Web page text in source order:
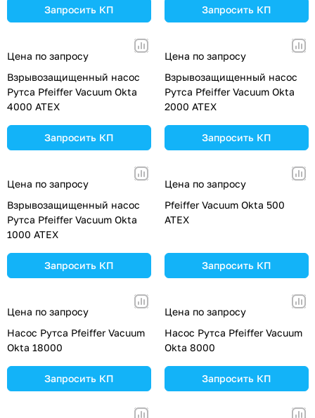
Запросить КП Запросить КП
Цена по запросу
Взрывозащищенный насос
Рутса Pfeiffer Vacuum Okta
4000 ATEX
Запросить КП
Цена по запросу
Взрывозащищенный насос
Рутса Pfeiffer Vacuum Okta
2000 ATEX
Запросить КП
Цена по запросу
Взрывозащищенный насос
Рутса Pfeiffer Vacuum Okta
1000 ATEX
Запросить КП
Цена по запросу
Pfeiffer Vacuum Okta 500
ATEX
Запросить КП
Цена по запросу
Насос Рутса Pfeiffer Vacuum
Okta 18000
Запросить КП
Цена по запросу
Насос Рутса Pfeiffer Vacuum
Okta 8000
Запросить КП